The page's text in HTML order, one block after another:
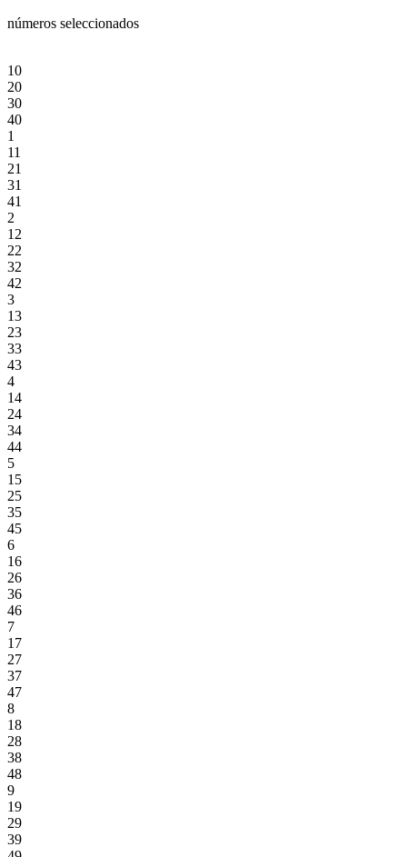
números seleccionados
10
20
30
40
1
11
21
31
41
2
12
22
32
42
3
13
23
33
43
4
14
24
34
44
5
15
25
35
45
6
16
26
36
46
7
17
27
37
47
8
18
28
38
48
9
19
29
39